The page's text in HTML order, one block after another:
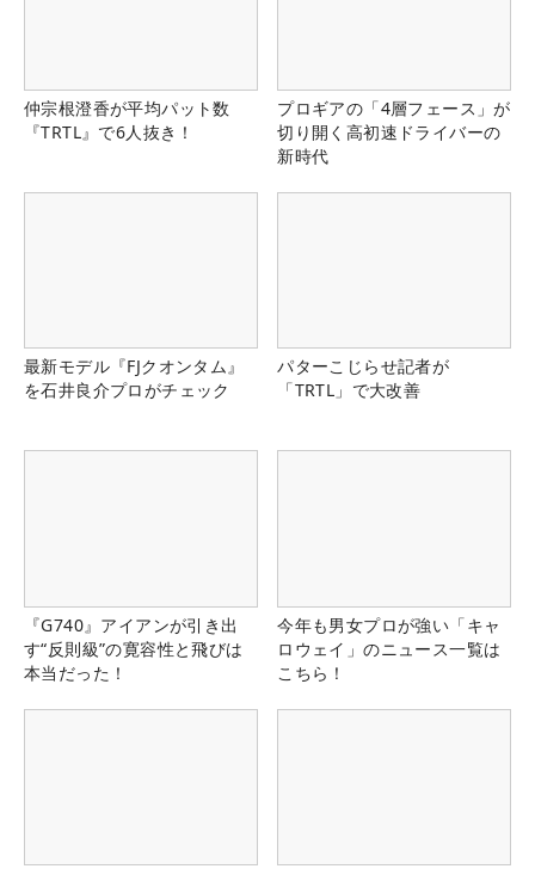
仲宗根澄香が平均パット数
『TRTL』で6人抜き！
プロギアの「4層フェース」が
切り開く高初速ドライバーの
新時代
最新モデル『FJクオンタム』
を石井良介プロがチェック
パターこじらせ記者が
「TRTL」で大改善
『G740』アイアンが引き出
す“反則級”の寛容性と飛びは
本当だった！
今年も男女プロが強い「キャ
ロウェイ」のニュース一覧は
こちら！